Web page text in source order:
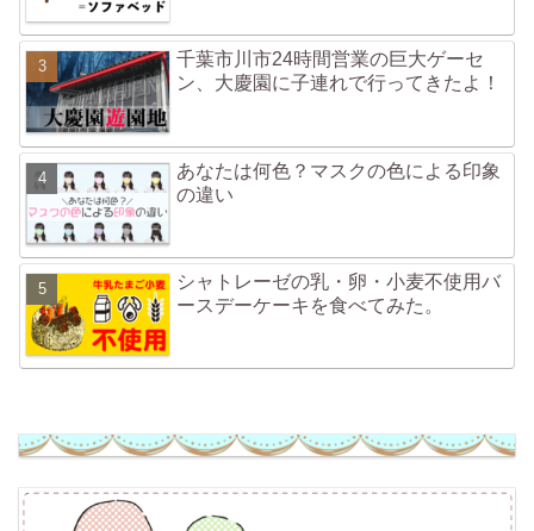
千葉市川市24時間営業の巨大ゲーセ
ン、大慶園に子連れで行ってきたよ！
あなたは何色？マスクの色による印象
の違い
シャトレーゼの乳・卵・小麦不使用バ
ースデーケーキを食べてみた。